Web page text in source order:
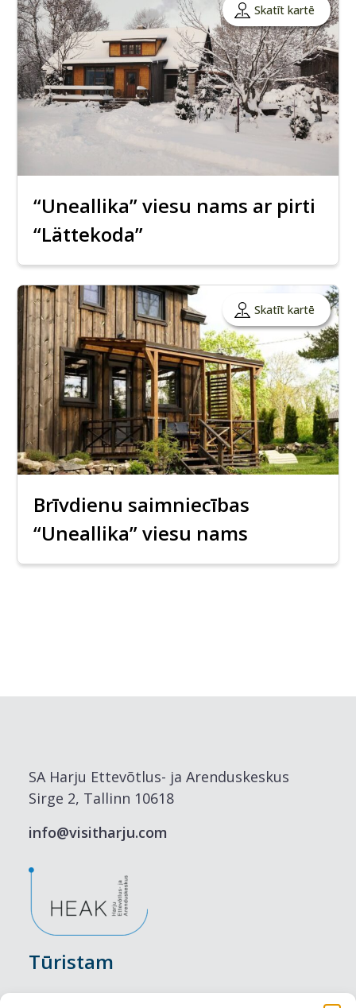
Skatīt kartē
“Uneallika” viesu nams ar pirti
“Lättekoda”
Skatīt kartē
Brīvdienu saimniecības
“Uneallika” viesu nams
SA Harju Ettevõtlus- ja Arenduskeskus
Sirge 2, Tallinn 10618
info@visitharju.com
Tūristam